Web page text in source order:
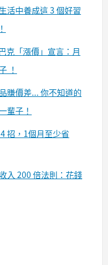
活中養成這 3 個好習
克「漲價」宣言：月
！
賺價差... 你不知道的
輩子！
招，1個月至少省
入 200 倍法則：花錢